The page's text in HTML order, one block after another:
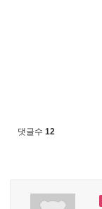
댓글수 12